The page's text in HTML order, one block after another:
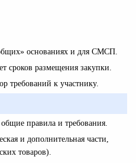
основаниях и для СМСП.
сроков размещения закупки.
требований к участнику.
правила и требования.
и дополнительная части,
товаров).